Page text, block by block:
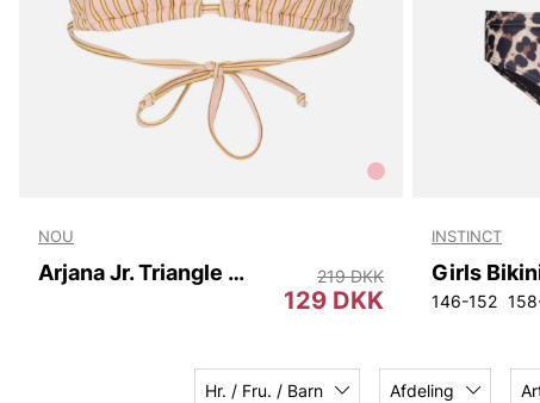
NOU
Arjana Jr. Triangle Bikini Top
129 DKK
219 DKK
INSTINCT
Girls
146-152
Hr. / Fru. / Barn Afdeling